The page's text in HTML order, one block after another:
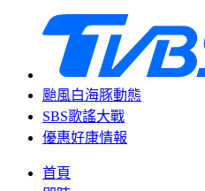
颱風白海豚動態
SBS歌謠大戰
優惠好康情報
首頁